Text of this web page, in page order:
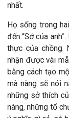
nhất.
Họ sống trong
đến “Sở của
thực của chồng.
nhận được vài
bằng cách tạo
mà nàng sẽ nói
những sở thích
nàng, những tổ